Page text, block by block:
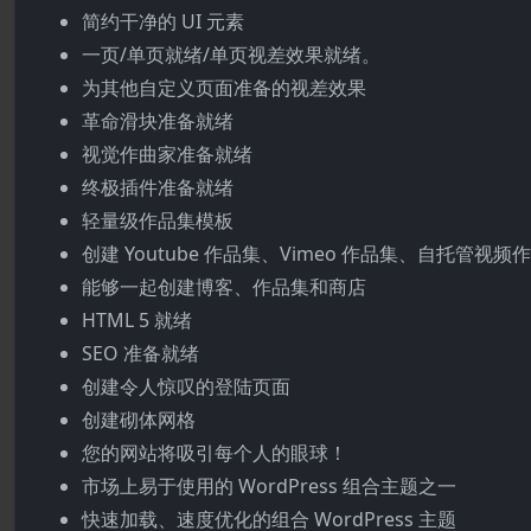
简约干净的 UI 元素
一页/单页就绪/单页视差效果就绪。
为其他自定义页面准备的视差效果
革命滑块准备就绪
视觉作曲家准备就绪
终极插件准备就绪
轻量级作品集模板
创建 Youtube 作品集、Vimeo 作品集、自托管视频
能够一起创建博客、作品集和商店
HTML 5 就绪
SEO 准备就绪
创建令人惊叹的登陆页面
创建砌体网格
您的网站将吸引每个人的眼球！
市场上易于使用的 WordPress 组合主题之一
快速加载、速度优化的组合 WordPress 主题